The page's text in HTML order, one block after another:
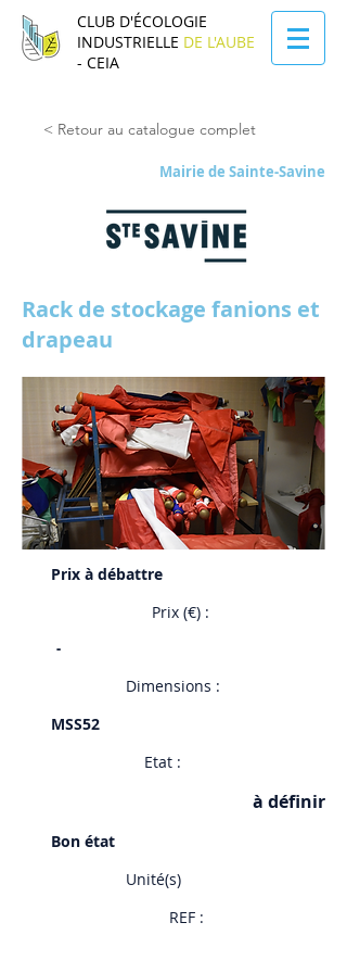
CLUB D'ÉCOLOGIE
INDUSTRIELLE DE L'AUBE
- CEIA
< Retour au catalogue complet
Mairie de Sainte-Savine
Rack de stockage fanions et
drapeau
Prix à débattre
Prix (€) :
-
Dimensions :
MSS52
Etat :
à définir
Bon état
Unité(s)
REF :